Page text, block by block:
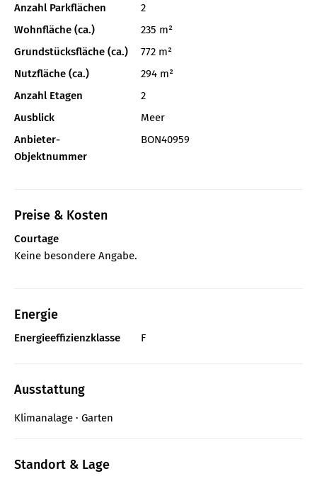
Anzahl Parkflächen
2
Wohnfläche (ca.)
235 m²
Grundstücksfläche (ca.)
772 m²
Nutzfläche (ca.)
294 m²
Anzahl Etagen
2
Ausblick
Meer
Anbieter-
Objektnummer
BON40959
Preise & Kosten
Courtage
Keine besondere Angabe.
Energie
Energieeffizienzklasse F
Ausstattung
Klimanalage Garten
Standort & Lage